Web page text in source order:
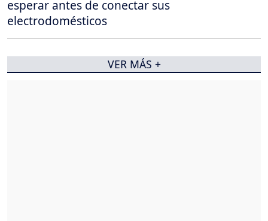
esperar antes de conectar sus
electrodomésticos
VER MÁS +